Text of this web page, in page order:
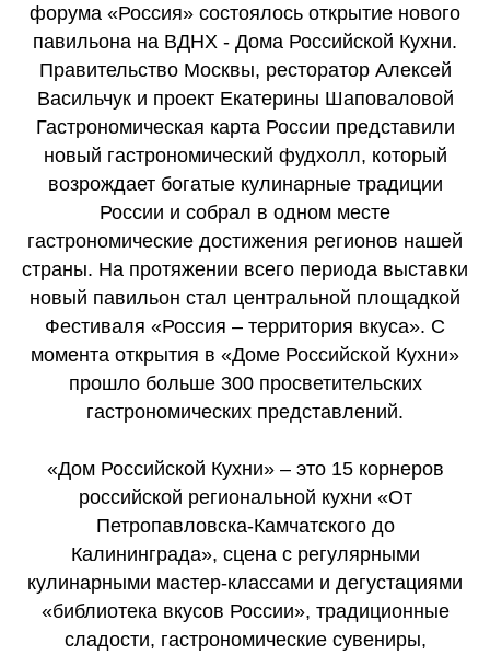
форума «Россия» состоялось открытие нового
павильона на ВДНХ - Дома Российской Кухни.
Правительство Москвы, ресторатор Алексей
Васильчук и проект Екатерины Шаповаловой
Гастрономическая карта России представили
новый гастрономический фудхолл, который
возрождает богатые кулинарные традиции
России и собрал в одном месте
гастрономические достижения регионов нашей
страны. На протяжении всего периода выставки
новый павильон стал центральной площадкой
Фестиваля «Россия – территория вкуса». С
момента открытия в «Доме Российской Кухни»
прошло больше 300 просветительских
гастрономических представлений.
«Дом Российской Кухни» – это 15 корнеров
российской региональной кухни «От
Петропавловска-Камчатского до
Калининграда», сцена с регулярными
кулинарными мастер-классами и дегустациями
«библиотека вкусов России», традиционные
сладости, гастрономические сувениры,